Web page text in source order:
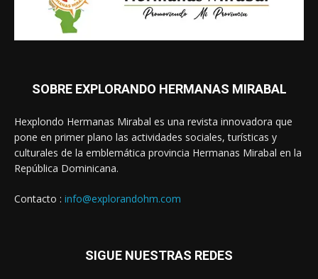
SOBRE EXPLORANDO HERMANAS MIRABAL
Hexplondo Hermanas Mirabal es una revista innovadora que
pone en primer plano las actividades sociales, turísticas y
culturales de la emblemática provincia Hermanas Mirabal en la
República Dominicana.
Contacto : info@explorandohm.com
SIGUE NUESTRAS REDES